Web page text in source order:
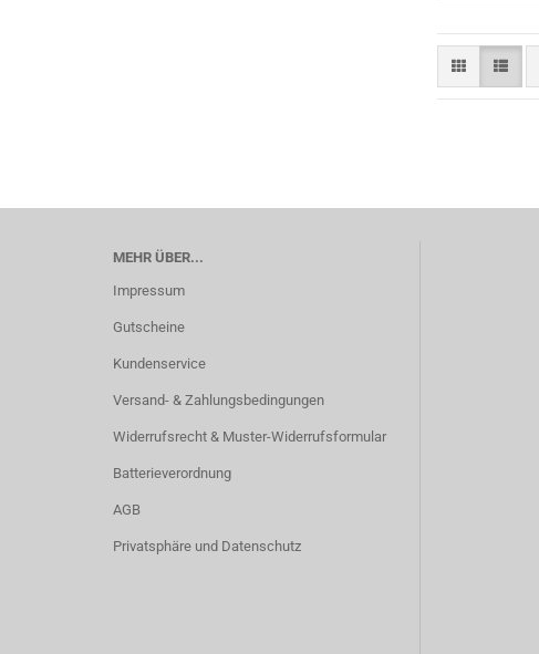
MEHR ÜBER...
Impressum
Gutscheine
Kundenservice
Versand- & Zahlungsbedingungen
Widerrufsrecht & Muster-Widerrufsformular
Batterieverordnung
AGB
Privatsphäre und Datenschutz